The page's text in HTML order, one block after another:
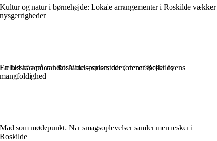
Kultur og natur i børnehøjde: Lokale arrangementer i Roskilde vækker
nysgerrigheden
En bid af verden i Roskilde – spisesteder, der afspejler byens
mangfoldighed
Mad som mødepunkt: Når smagsoplevelser samler mennesker i
Roskilde
Fællesskab på vandet: Vandsporten, der forener Roskilde